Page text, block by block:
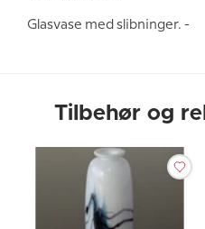
Glasvase med slibninger. -
Tilbehør og